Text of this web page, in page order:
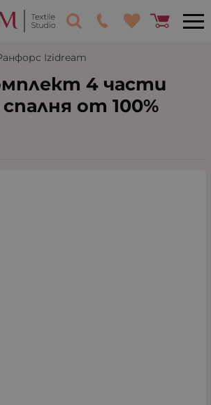
Izidream
4 части
от 100%